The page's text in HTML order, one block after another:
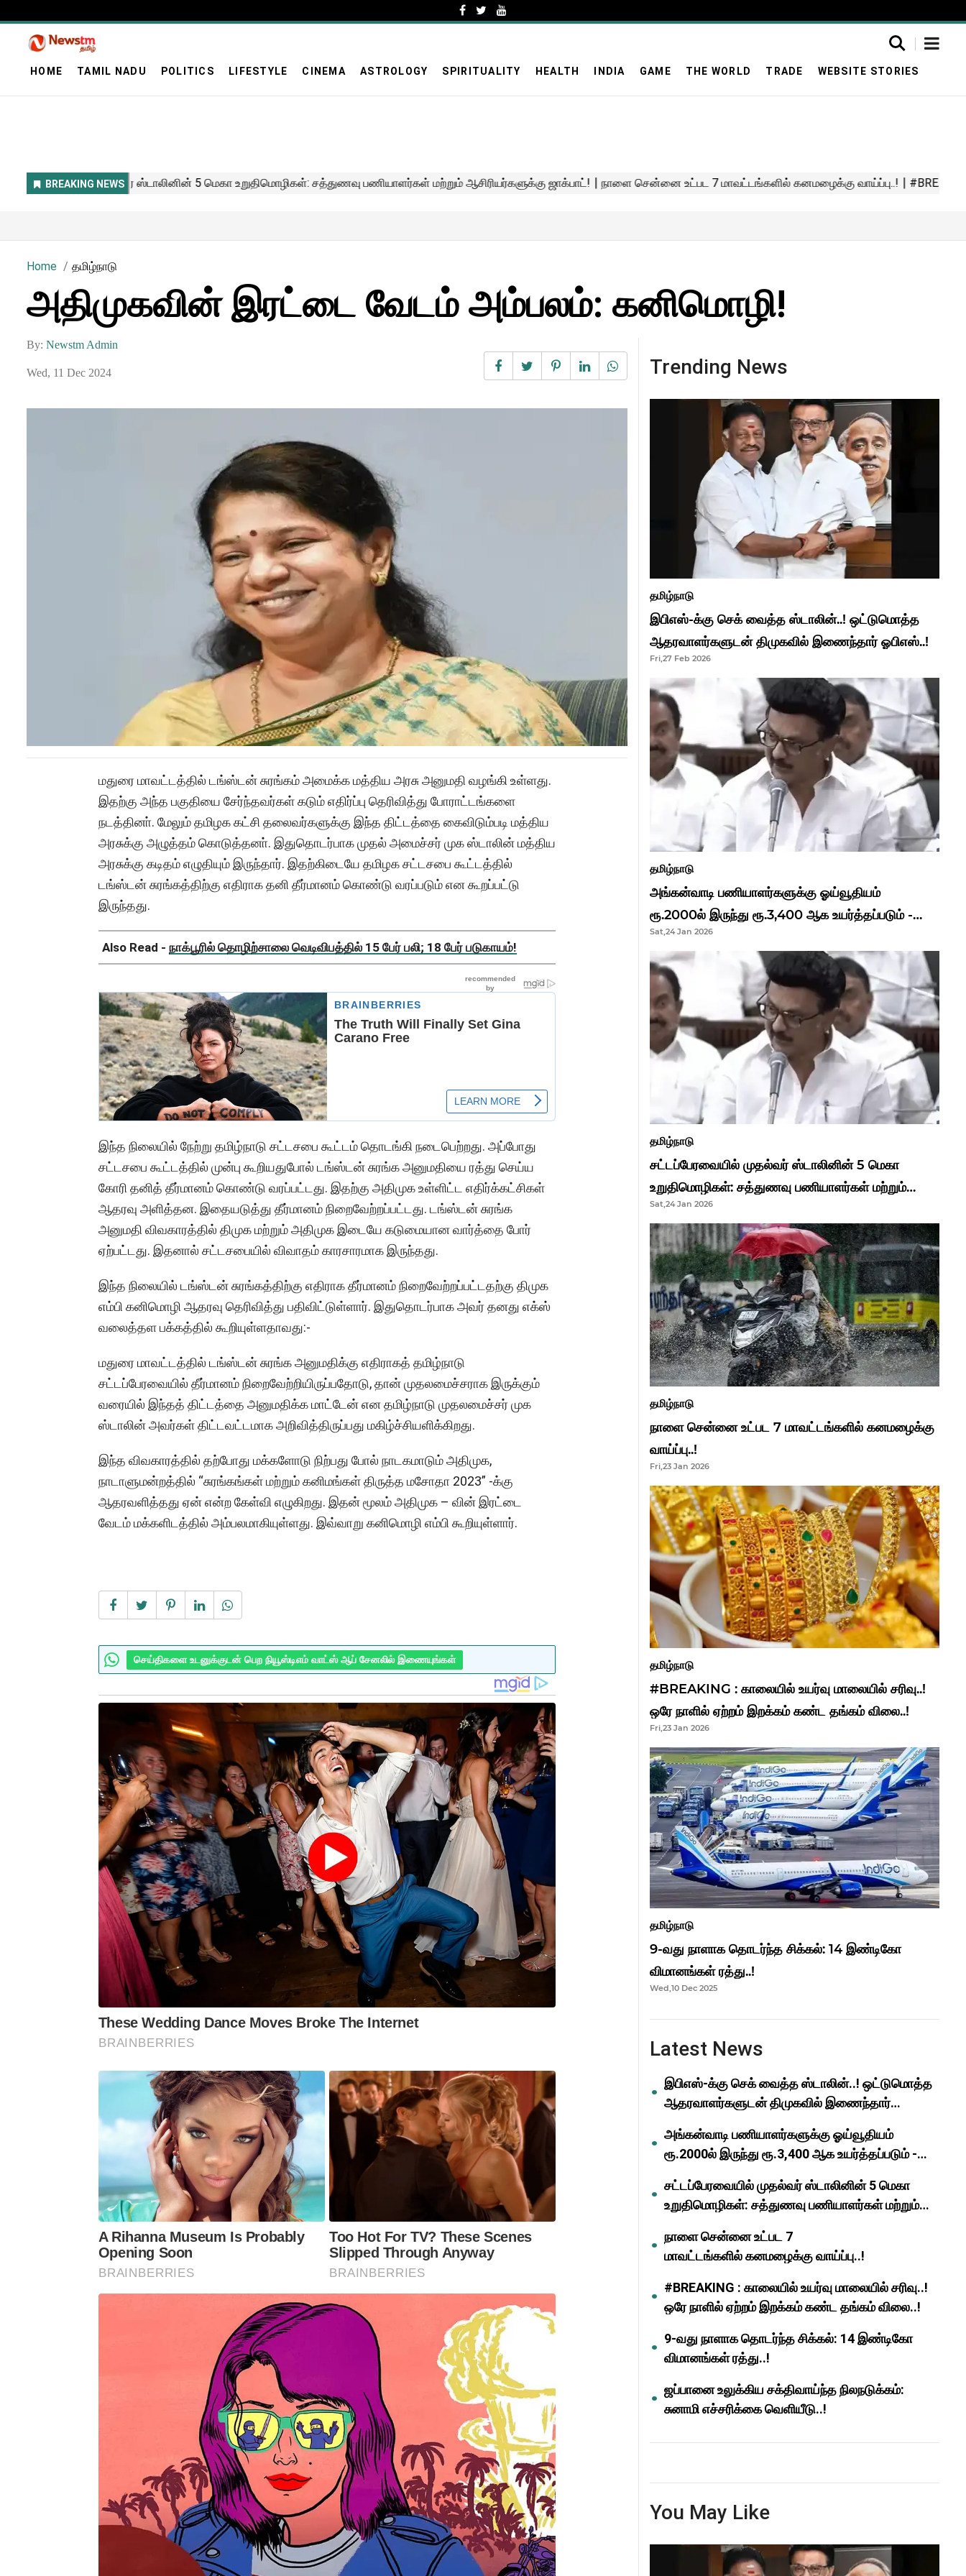
HOME TAMIL NADU POLITICS LIFESTYLE CINEMA ASTROLOGY SPIRITUALITY HEALTH INDIA GAME THE WORLD TRADE WEBSITE STORIES
Home தமிழ்நாடு
அதிமுகவின் இரட்டை வேடம் அம்பலம்: கனிமொழி!
By: Newstm Admin
Wed, 11 Dec 2024
மதுரை மாவட்டத்தில் டங்ஸ்டன் சுரங்கம் அமைக்க மத்திய அரசு அனுமதி வழங்கி உள்ளது.
இதற்கு அந்த பகுதியை சேர்ந்தவர்கள் கடும் எதிர்ப்பு தெரிவித்து போராட்டங்களை
நடத்தினா். மேலும் தமிழக கட்சி தலைவர்களுக்கு இந்த திட்டத்தை கைவிடும்படி மத்திய
அரசுக்கு அழுத்தம் கொடுத்தனா். இதுதொடர்பாக முதல் அமைச்சர் முக ஸ்டாலின் மத்திய
அரசுக்கு கடிதம் எழுதியும் இருந்தார். இதற்கிடையே தமிழக சட்டசபை கூட்டத்தில்
டங்ஸ்டன் சுரங்கத்திற்கு எதிராக தனி தீர்மானம் கொண்டு வரப்படும் என கூறப்பட்டு
இருந்தது.
Also Read - நாக்பூரில் தொழிற்சாலை வெடிவிபத்தில் 15 பேர் பலி; 18 பேர் படுகாயம்!
இந்த நிலையில் நேற்று தமிழ்நாடு சட்டசபை கூட்டம் தொடங்கி நடைபெற்றது. அப்போது
சட்டசபை கூட்டத்தில் முன்பு கூறியதுபோல் டங்ஸ்டன் சுரங்க அனுமதியை ரத்து செய்ய
கோரி தனித் தீர்மானம் கொண்டு வரப்பட்டது. இதற்கு அதிமுக உள்ளிட்ட எதிர்க்கட்சிகள்
ஆதரவு அளித்தன. இதையடுத்து தீர்மானம் நிறைவேற்றப்பட்டது. டங்ஸ்டன் சுரங்க
அனுமதி விவகாரத்தில் திமுக மற்றும் அதிமுக இடையே கடுமையான வார்த்தை போர்
ஏற்பட்டது. இதனால் சட்டசபையில் விவாதம் காரசாரமாக இருந்தது.
இந்த நிலையில் டங்ஸ்டன் சுரங்கத்திற்கு எதிராக தீர்மானம் நிறைவேற்றப்பட்டதற்கு திமுக
எம்பி கனிமொழி ஆதரவு தெரிவித்து பதிவிட்டுள்ளார். இதுதொடர்பாக அவர் தனது எக்ஸ்
வலைத்தள பக்கத்தில் கூறியுள்ளதாவது:-
மதுரை மாவட்டத்தில் டங்ஸ்டன் சுரங்க அனுமதிக்கு எதிராகத் தமிழ்நாடு
சட்டப்பேரவையில் தீர்மானம் நிறைவேற்றியிருப்பதோடு, தான் முதலமைச்சராக இருக்கும்
வரையில் இந்தத் திட்டத்தை அனுமதிக்க மாட்டேன் என தமிழ்நாடு முதலமைச்சர் முக
ஸ்டாலின் அவர்கள் திட்டவட்டமாக அறிவித்திருப்பது மகிழ்ச்சியளிக்கிறது.
இந்த விவகாரத்தில் தற்போது மக்களோடு நிற்பது போல் நாடகமாடும் அதிமுக,
நாடாளுமன்றத்தில் “சுரங்கங்கள் மற்றும் கனிமங்கள் திருத்த மசோதா 2023” -க்கு
ஆதரவளித்தது ஏன் என்ற கேள்வி எழுகிறது. இதன் மூலம் அதிமுக – வின் இரட்டை
வேடம் மக்களிடத்தில் அம்பலமாகியுள்ளது. இவ்வாறு கனிமொழி எம்பி கூறியுள்ளார்.
செய்திகளை உடனுக்குடன் பெற நியூஸ்டிஎம் வாட்ஸ் ஆப் சேனலில் இணையுங்கள்
Trending News
தமிழ்நாடு
இபிஎஸ்-க்கு செக் வைத்த ஸ்டாலின்..! ஒட்டுமொத்த
ஆதரவாளர்களுடன் திமுகவில் இணைந்தார் ஓபிஎஸ்..!
Fri,27 Feb 2026
தமிழ்நாடு
அங்கன்வாடி பணியாளர்களுக்கு ஓய்வூதியம்
ரூ.2000ல் இருந்து ரூ.3,400 ஆக உயர்த்தப்படும் -
முதல்வர் மு.க.ஸ்டாலின்..!
Sat,24 Jan 2026
தமிழ்நாடு
சட்டப்பேரவையில் முதல்வர் ஸ்டாலினின் 5 மெகா
உறுதிமொழிகள்: சத்துணவு பணியாளர்கள் மற்றும்
ஆசிரியர்களுக்கு ஜாக்பாட்!
Sat,24 Jan 2026
தமிழ்நாடு
நாளை சென்னை உட்பட 7 மாவட்டங்களில் கனமழைக்கு
வாய்ப்பு..!
Fri,23 Jan 2026
தமிழ்நாடு
#BREAKING : காலையில் உயர்வு மாலையில் சரிவு..!
ஒரே நாளில் ஏற்றம் இறக்கம் கண்ட தங்கம் விலை..!
Fri,23 Jan 2026
தமிழ்நாடு
9-வது நாளாக தொடர்ந்த சிக்கல்: 14 இண்டிகோ
விமானங்கள் ரத்து..!
Wed,10 Dec 2025
Latest News
இபிஎஸ்-க்கு செக் வைத்த ஸ்டாலின்..! ஒட்டுமொத்த
ஆதரவாளர்களுடன் திமுகவில் இணைந்தார்
அங்கன்வாடி பணியாளர்களுக்கு ஓய்வூதியம்
ரூ.2000ல் இருந்து ரூ.3,400 ஆக உயர்த்தப்படும் -
சட்டப்பேரவையில் முதல்வர் ஸ்டாலினின் 5 மெகா
உறுதிமொழிகள்: சத்துணவு பணியாளர்கள் மற்றும்
நாளை சென்னை உட்பட 7
மாவட்டங்களில் கனமழைக்கு வாய்ப்பு..!
#BREAKING : காலையில் உயர்வு மாலையில் சரிவு..!
ஒரே நாளில் ஏற்றம் இறக்கம் கண்ட தங்கம் விலை..!
9-வது நாளாக தொடர்ந்த சிக்கல்: 14 இண்டிகோ
விமானங்கள் ரத்து..!
ஜப்பானை உலுக்கிய சக்திவாய்ந்த நிலநடுக்கம்:
சுனாமி எச்சரிக்கை வெளியீடு..!
You May Like